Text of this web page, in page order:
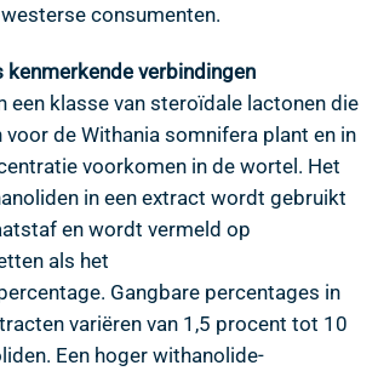
consumenten.
kenmerkende verbindingen
een klasse van steroïdale lactonen die
voor de Withania somnifera plant en in
voorkomen in de wortel. Het
in een extract wordt gebruikt
en wordt vermeld op
als het
Gangbare percentages in
variëren van 1,5 procent tot 10
Een hoger withanolide-